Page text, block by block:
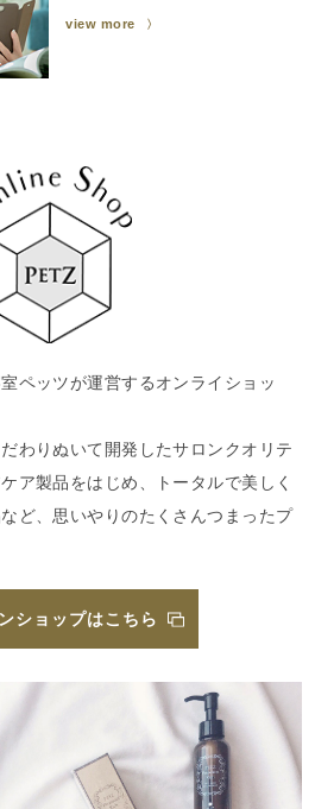
view more
ペッツが運営するオンライショッ
わりぬいて開発したサロンクオリテ
ア製品をはじめ、トータルで美しく
ど、思いやりのたくさんつまったプ
ショップはこちら